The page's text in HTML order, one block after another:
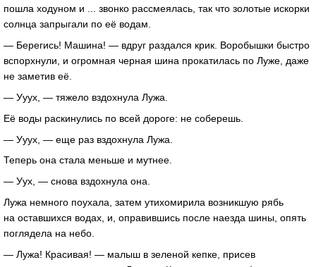
пошла ходуном и ... звонко рассмеялась, так что золотые искорки
солнца запрыгали по её водам.
— Берегись! Машина! — вдруг раздался крик. Воробышки быстро
вспорхнули, и огромная черная шина прокатилась по Луже, даже
не заметив её.
— Ууух, — тяжело вздохнула Лужа.
Её воды раскинулись по всей дороге: не соберешь.
— Ууух, — еще раз вздохнула Лужа.
Теперь она стала меньше и мутнее.
— Уух, — снова вздохнула она.
Лужа немного поухала, затем утихомирила возникшую рябь
на оставшихся водах, и, оправившись после наезда шины, опять
поглядела на небо.
— Лужа! Красивая! — малыш в зеленой кепке, присев